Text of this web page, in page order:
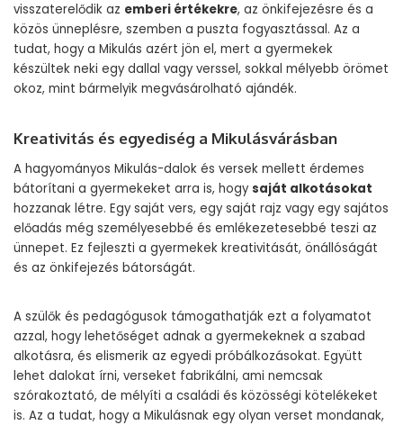
visszaterelődik az emberi értékekre, az önkifejezésre és a
közös ünneplésre, szemben a puszta fogyasztással. Az a
tudat, hogy a Mikulás azért jön el, mert a gyermekek
készültek neki egy dallal vagy verssel, sokkal mélyebb örömet
okoz, mint bármelyik megvásárolható ajándék.
Kreativitás és egyediség a Mikulásvárásban
A hagyományos Mikulás-dalok és versek mellett érdemes
bátorítani a gyermekeket arra is, hogy saját alkotásokat
hozzanak létre. Egy saját vers, egy saját rajz vagy egy sajátos
előadás még személyesebbé és emlékezetesebbé teszi az
ünnepet. Ez fejleszti a gyermekek kreativitását, önállóságát
és az önkifejezés bátorságát.
A szülők és pedagógusok támogathatják ezt a folyamatot
azzal, hogy lehetőséget adnak a gyermekeknek a szabad
alkotásra, és elismerik az egyedi próbálkozásokat. Együtt
lehet dalokat írni, verseket fabrikálni, ami nemcsak
szórakoztató, de mélyíti a családi és közösségi kötelékeket
is. Az a tudat, hogy a Mikulásnak egy olyan verset mondanak,